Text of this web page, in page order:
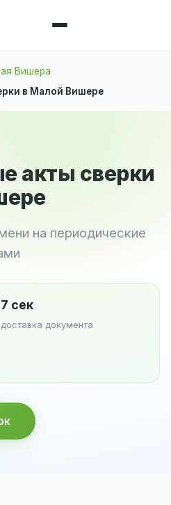
Вишера
в Малой Вишере
акты сверки
на периодические
7 сек
доставка документа